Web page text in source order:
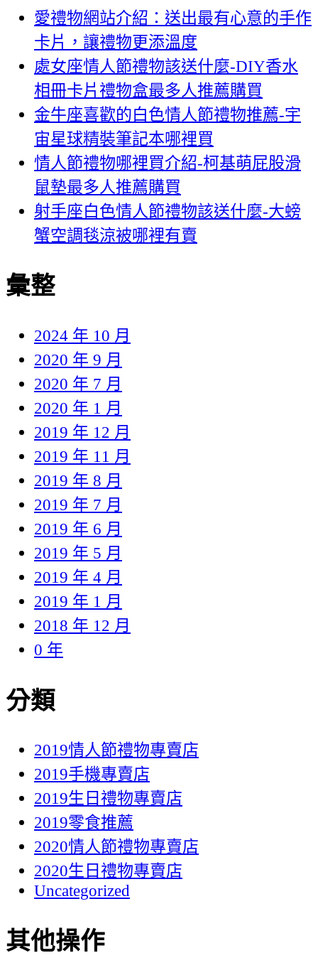
愛禮物網站介紹：送出最有心意的手作
卡片，讓禮物更添溫度
處女座情人節禮物該送什麼-DIY香水
相冊卡片禮物盒最多人推薦購買
金牛座喜歡的白色情人節禮物推薦-宇
宙星球精裝筆記本哪裡買
情人節禮物哪裡買介紹-柯基萌屁股滑
鼠墊最多人推薦購買
射手座白色情人節禮物該送什麼-大螃
蟹空調毯涼被哪裡有賣
彙整
2024 年 10 月
2020 年 9 月
2020 年 7 月
2020 年 1 月
2019 年 12 月
2019 年 11 月
2019 年 8 月
2019 年 7 月
2019 年 6 月
2019 年 5 月
2019 年 4 月
2019 年 1 月
2018 年 12 月
0 年
分類
2019情人節禮物專賣店
2019手機專賣店
2019生日禮物專賣店
2019零食推薦
2020情人節禮物專賣店
2020生日禮物專賣店
Uncategorized
其他操作